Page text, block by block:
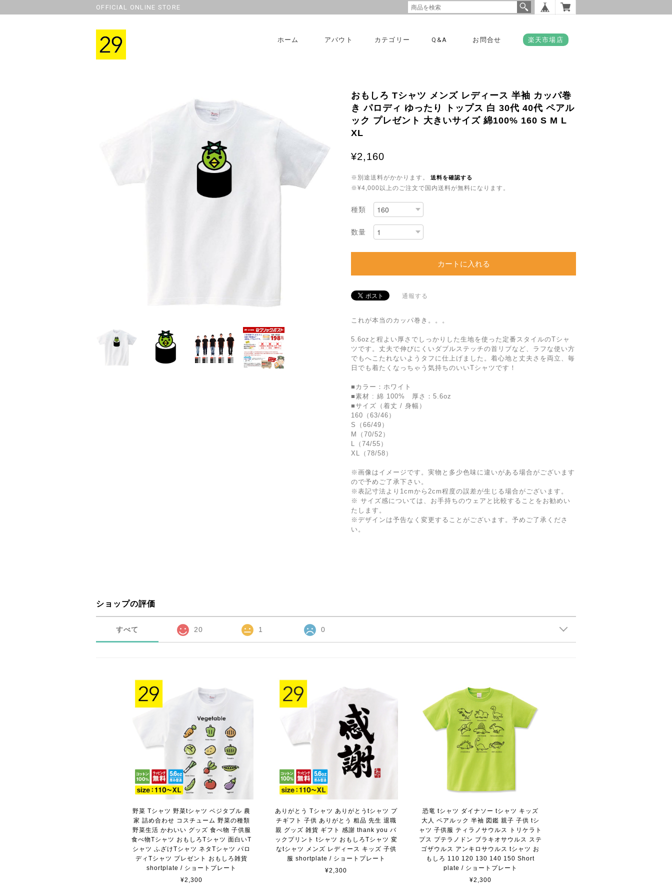
OFFICIAL ONLINE STORE
ホーム アバウト カテゴリー Q&A お問合せ 楽天市場店
おもしろ Tシャツ メンズ レディース 半袖 カッパ巻
き パロディ ゆったり トップス 白 30代 40代 ペアル
ック プレゼント 大きいサイズ 綿100% 160 S M L
XL
¥2,160
※別途送料がかかります。 送料を確認する
※¥4,000以上のご注文で国内送料が無料になります。
種類
数量
カートに入れる
通報する
これが本当のカッパ巻き。。。
5.6ozと程よい厚さでしっかりした生地を使った定番スタイルのTシャ
ツです。丈夫で伸びにくいダブルステッチの首リブなど、ラフな使い方
でもへこたれないようタフに仕上げました。着心地と丈夫さを両立、毎
日でも着たくなっちゃう気持ちのいいTシャツです！
■カラー：ホワイト
■素材 : 綿 100% 厚さ：5.6oz
■サイズ（着丈 / 身幅）
160（63/46）
S（66/49）
M（70/52）
L（74/55）
XL（78/58）
※画像はイメージです。実物と多少色味に違いがある場合がございます
ので予めご了承下さい。
※表記寸法より1cmから2cm程度の誤差が生じる場合がございます。
※ サイズ感については、お手持ちのウェアと比較することをお勧めい
たします。
※デザインは予告なく変更することがございます。予めご了承くださ
い。
ショップの評価
すべて 20 1 0
野菜 Tシャツ 野菜tシャツ ベジタブル 農
家 詰め合わせ コスチューム 野菜の種類
野菜生活 かわいい グッズ 食べ物 子供服
食べ物Tシャツ おもしろTシャツ 面白いT
シャツ ふざけTシャツ ネタTシャツ パロ
ディTシャツ プレゼント おもしろ雑貨
shortplate / ショートプレート
¥2,300
ありがとう Tシャツ ありがとうtシャツ プ
チギフト 子供 ありがとう 粗品 先生 退職
親 グッズ 雑貨 ギフト 感謝 thank you バ
ックプリント tシャツ おもしろTシャツ 変
なtシャツ メンズ レディース キッズ 子供
服 shortplate / ショートプレート
¥2,300
恐竜 tシャツ ダイナソー tシャツ キッズ
大人 ペアルック 半袖 図鑑 親子 子供 tシ
ャツ 子供服 ティラノサウルス トリケラト
プス プテラノドン ブラキオサウルス ステ
ゴザウルス アンキロサウルス tシャツ お
もしろ 110 120 130 140 150 Short
plate / ショートプレート
¥2,300